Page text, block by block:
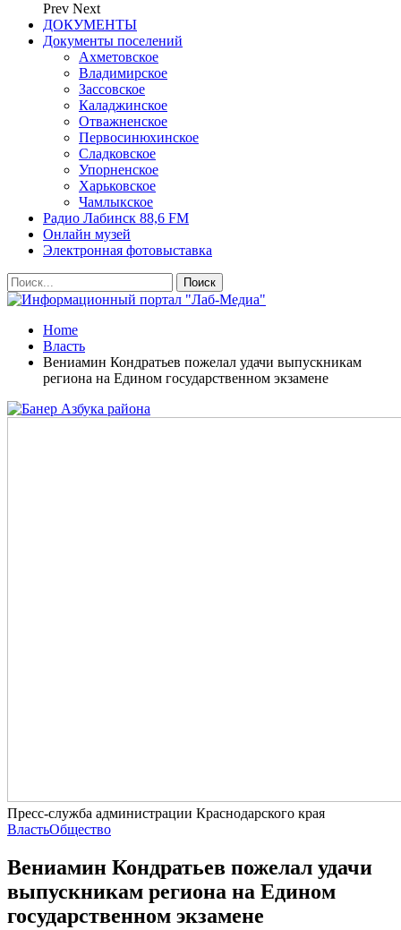
Prev Next
ДОКУМЕНТЫ
Документы поселений
Ахметовское
Владимирское
Зассовское
Каладжинское
Отважненское
Первосинюхинское
Сладковское
Упорненское
Харьковское
Чамлыкское
Радио Лабинск 88,6 FM
Онлайн музей
Электронная фотовыставка
Home
Власть
Вениамин Кондратьев пожелал удачи выпускникам
региона на Едином государственном экзамене
Пресс-служба администрации Краснодарского края
ВластьОбщество
Вениамин Кондратьев пожелал удачи
выпускникам региона на Едином
государственном экзамене